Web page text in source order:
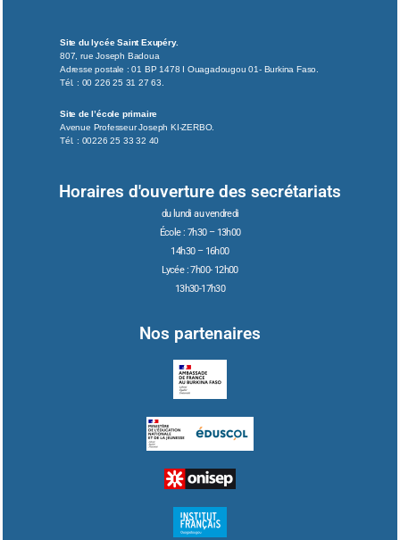
Site du lycée Saint Exupéry.
807, rue Joseph Badoua
Adresse postale : 01 BP 1478 I Ouagadougou 01- Burkina Faso.
Tél. : 00 226 25 31 27 63.
Site de l’école primaire
Avenue Professeur Joseph KI-ZERBO.
Tél. : 00226 25 33 32 40
Horaires d'ouverture des secrétariats
du lundi au vendredi
École : 7h30 – 13h00
14h30 – 16h00
Lycée : 7h00- 12h00
13h30-17h30
Nos partenaires